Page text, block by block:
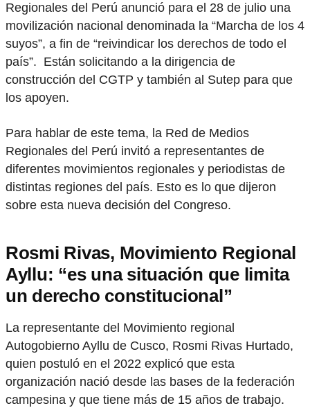
Regionales del Perú anunció para el 28 de julio una
movilización nacional denominada la “Marcha de los 4
suyos”, a fin de “reivindicar los derechos de todo el
país”. Están solicitando a la dirigencia de
construcción del CGTP y también al Sutep para que
los apoyen.
Para hablar de este tema, la Red de Medios
Regionales del Perú invitó a representantes de
diferentes movimientos regionales y periodistas de
distintas regiones del país. Esto es lo que dijeron
sobre esta nueva decisión del Congreso.
Rosmi Rivas, Movimiento Regional
Ayllu: “es una situación que limita
un derecho constitucional”
La representante del Movimiento regional
Autogobierno Ayllu de Cusco, Rosmi Rivas Hurtado,
quien postuló en el 2022 explicó que esta
organización nació desde las bases de la federación
campesina y que tiene más de 15 años de trabajo.